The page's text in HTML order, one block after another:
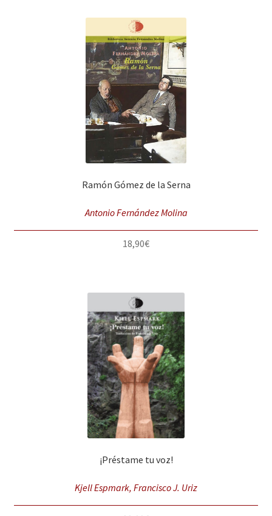
Ramón Gómez de la Serna
Antonio Fernández Molina
18,90€
¡Préstame tu voz!
Kjell Espmark, Francisco J. Uriz